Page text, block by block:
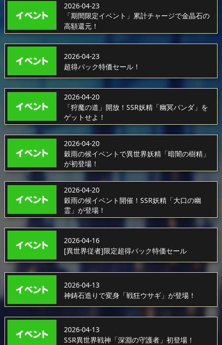
2026-04-23
「期間限定イベント」累計チャージで金晶石の
高額還元！
2026-04-23
超得パック特価セール！
2026-04-20
「狩魔の道」開放！SSR妖精「幽冥パンダ」を
ゲットせよ！
2026-04-20
穀雨の候イベントで異世界妖精「暗闇の樹精」
が初登場！
2026-04-20
穀雨の候イベント開催！SSR妖精「大口の幽
霊」が登場！
2026-04-16
[異世界従者]限定超得パック特価セール
2026-04-13
神鋳石造りで変身「戦狂ウサギ」が登場！
2026-04-13
SSR異世界戦神「深淵の守護者」初登場！